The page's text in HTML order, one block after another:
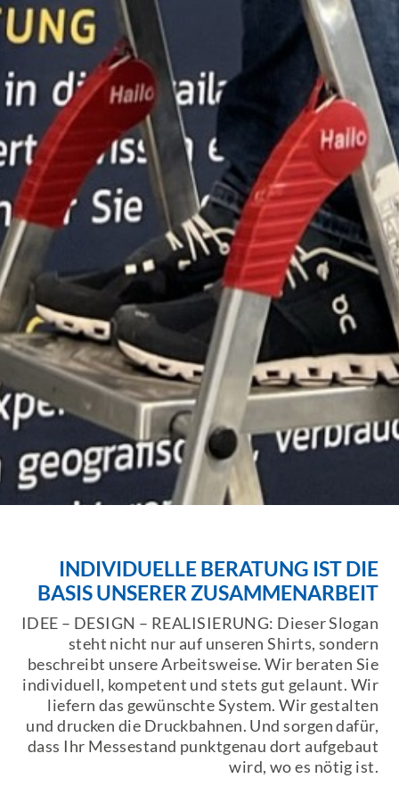
INDIVIDUELLE BERATUNG IST DIE
BASIS UNSERER ZUSAMMENARBEIT
IDEE – DESIGN – REALISIERUNG: Dieser Slogan
steht nicht nur auf unseren Shirts, sondern
beschreibt unsere Arbeitsweise. Wir beraten Sie
individuell, kompetent und stets gut gelaunt. Wir
liefern das gewünschte System. Wir gestalten
und drucken die Druckbahnen. Und sorgen dafür,
dass Ihr Messestand punktgenau dort aufgebaut
wird, wo es nötig ist.